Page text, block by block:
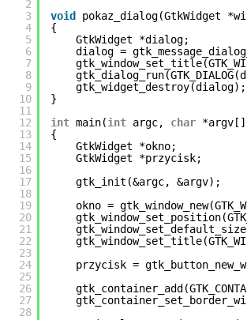
2
3
4
5
6
7
8
9
10
11
12
13
14
15
16
17
18
19
20
21
22
23
24
25
26
27
28
void
pokaz_dialog(GtkWidget
{
GtkWidget *dialog;
dialog =
gtk_widget_destroy(dialog);
}
int main(int argc, char
{
GtkWidget *okno;
GtkWidget *przycisk;
gtk_init(&argc, &argv);
okno =
przycisk =